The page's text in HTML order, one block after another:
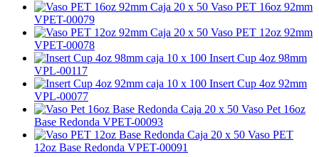
Caja 20 x 50 Vaso PET 16oz 92mm
VPET-00079
Caja 20 x 50 Vaso PET 12oz 92mm
VPET-00078
caja 10 x 100 Insert Cup 4oz 98mm
VPL-00117
caja 10 x 100 Insert Cup 4oz 92mm
VPL-00077
Caja 20 x 50 Vaso Pet 16oz
Base Redonda VPET-00093
Caja 20 x 50 Vaso PET
12oz Base Redonda VPET-00091